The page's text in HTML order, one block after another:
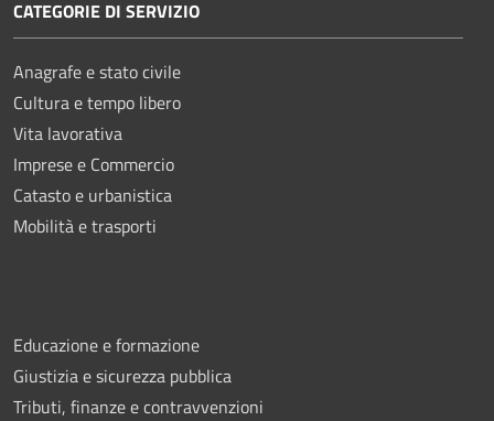
CATEGORIE DI SERVIZIO
Anagrafe e stato civile
Cultura e tempo libero
Vita lavorativa
Imprese e Commercio
Catasto e urbanistica
Mobilità e trasporti
Educazione e formazione
Giustizia e sicurezza pubblica
Tributi, finanze e contravvenzioni